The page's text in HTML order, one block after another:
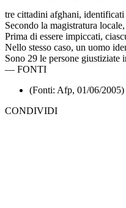
tre cittadini afghani,
Secondo la magistratura
Prima di essere impiccati,
Nello stesso caso, un uomo
Sono 29 le persone giustiziate
— FONTI
(Fonti: Afp, 01/06/2005)
CONDIVIDI